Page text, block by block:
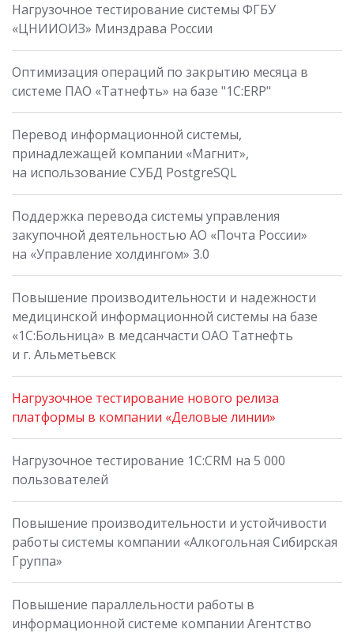
Нагрузочное тестирование системы ФГБУ
«ЦНИИОИЗ» Минздрава России
Оптимизация операций по закрытию месяца в
системе ПАО «Татнефть» на базе "1С:ERP"
Перевод информационной системы,
принадлежащей компании «Магнит»,
на использование СУБД PostgreSQL
Поддержка перевода системы управления
закупочной деятельностью АО «Почта России»
на «Управление холдингом» 3.0
Повышение производительности и надежности
медицинской информационной системы на базе
«1С:Больница» в медсанчасти ОАО Татнефть
и г. Альметьевск
Нагрузочное тестирование нового релиза
платформы в компании «Деловые линии»
Нагрузочное тестирование 1С:CRM на 5 000
пользователей
Повышение производительности и устойчивости
работы системы компании «Алкогольная Сибирская
Группа»
Повышение параллельности работы в
информационной системе компании Агентство